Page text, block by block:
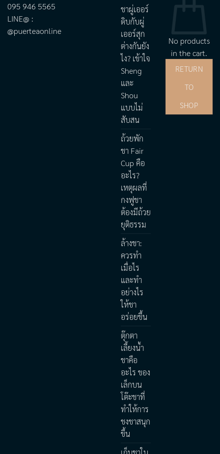
095 946 5565
LINE@ :
@puerteaonline
ชาผู่เออร์
ดิบกับผู่
เออร์สุก
ต่างกันยัง
ไง? เข้าใจ
Sheng
และ
Shou
แบบไม่
สับสน
ถ้วยพัก
ชา Fair
Cup คือ
อะไร?
เหตุผลที่
กงฟูชา
ต้องมีถ้วย
ยุติธรรม
ล้างชา:
ควรทำ
เมื่อไร
และทำ
อย่างไร
ให้ชา
อร่อยขึ้น
ตุ๊กตา
เลี้ยงน้ำ
ชาคือ
อะไร ของ
เล็กบน
โต๊ะชาที่
ทำให้การ
ชงชาสนุก
ขึ้น
No products
in the cart.
RETURN
TO
SHOP